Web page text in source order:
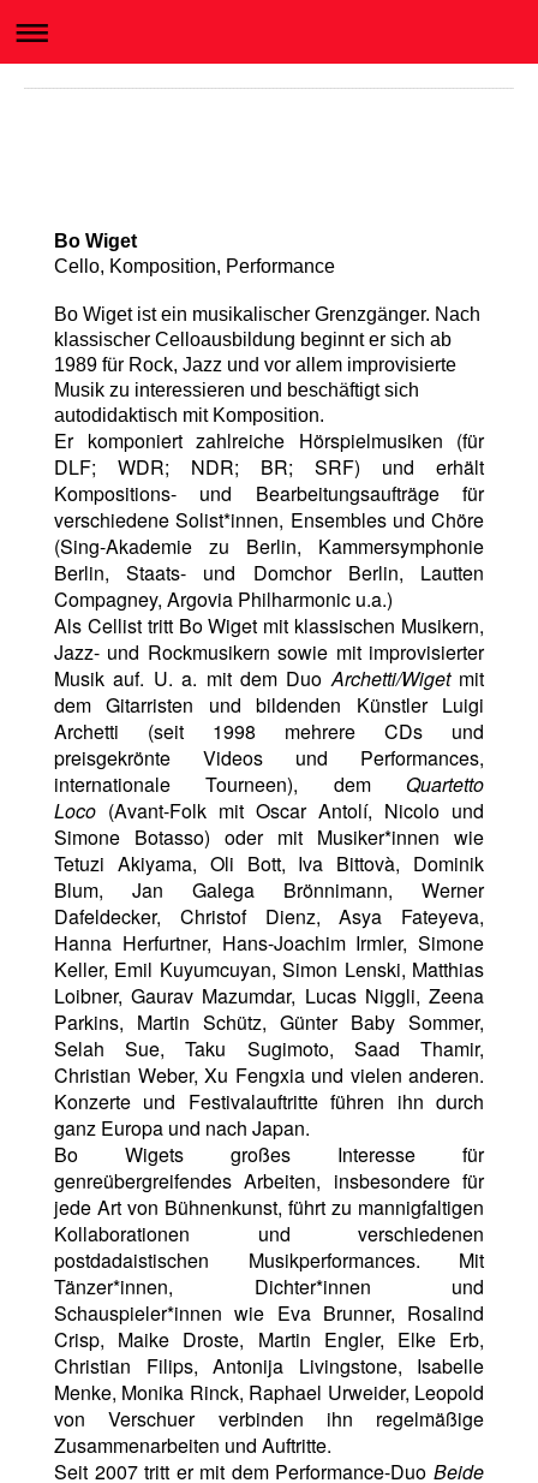
Bo Wiget
Cello, Komposition, Performance
Bo Wiget ist ein musikalischer Grenzgänger. Nach
klassischer Celloausbildung beginnt er sich ab
1989 für Rock, Jazz und vor allem improvisierte
Musik zu interessieren und beschäftigt sich
autodidaktisch mit Komposition.
Er komponiert zahlreiche Hörspielmusiken (für
DLF; WDR; NDR; BR; SRF) und erhält
Kompositions- und Bearbeitungsaufträge für
verschiedene Solist*innen, Ensembles und Chöre
(Sing-Akademie zu Berlin, Kammersymphonie
Berlin, Staats- und Domchor Berlin, Lautten
Compagney, Argovia Philharmonic u.a.)
Als Cellist tritt Bo Wiget mit klassischen Musikern,
Jazz- und Rockmusikern sowie mit improvisierter
Musik auf. U. a. mit dem DuoArchetti/Wigetmit
dem Gitarristen und bildenden Künstler Luigi
Archetti (seit 1998 mehrere CDs und
preisgekrönte Videos und Performances,
internationale Tourneen), dem Quartetto
Loco (Avant-Folk mit Oscar Antolí, Nicolo und
Simone Botasso) oder mit Musiker*innen wie
Tetuzi Akiyama, Oli Bott, Iva Bittovà, Dominik
Blum, Jan Galega Brönnimann, Werner
Dafeldecker, Christof Dienz, Asya Fateyeva,
Hanna Herfurtner, Hans-Joachim Irmler, Simone
Keller, Emil Kuyumcuyan, Simon Lenski, Matthias
Loibner, Gaurav Mazumdar, Lucas Niggli, Zeena
Parkins, Martin Schütz, Günter Baby Sommer,
Selah Sue, Taku Sugimoto, Saad Thamir,
Christian Weber, Xu Fengxia und vielen anderen.
Konzerte und Festivalauftritte führen ihn durch
ganz Europa und nach Japan.
Bo Wigets großes Interesse für
genreübergreifendes Arbeiten, insbesondere für
jede Art von Bühnenkunst, führt zu mannigfaltigen
Kollaborationen und verschiedenen
postdadaistischen Musikperformances. Mit
Tänzer*innen, Dichter*innen und
Schauspieler*innen wie Eva Brunner, Rosalind
Crisp, Maike Droste, Martin Engler, Elke Erb,
Christian Filips, Antonija Livingstone, Isabelle
Menke, Monika Rinck, Raphael Urweider, Leopold
von Verschuer verbinden ihn regelmäßige
Zusammenarbeiten und Auftritte.
Seit 2007 tritt er mit dem Performance-Duo Beide